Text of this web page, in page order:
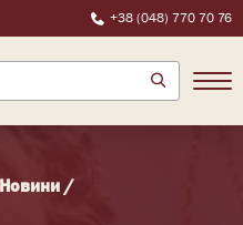
+38 (048) 770 70 76
Новини/